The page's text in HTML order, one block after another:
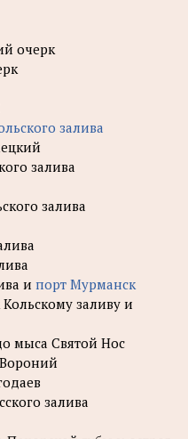
очерк
залива
залива
залива
и порт Мурманск
заливу и
мыса Святой Нос
залива